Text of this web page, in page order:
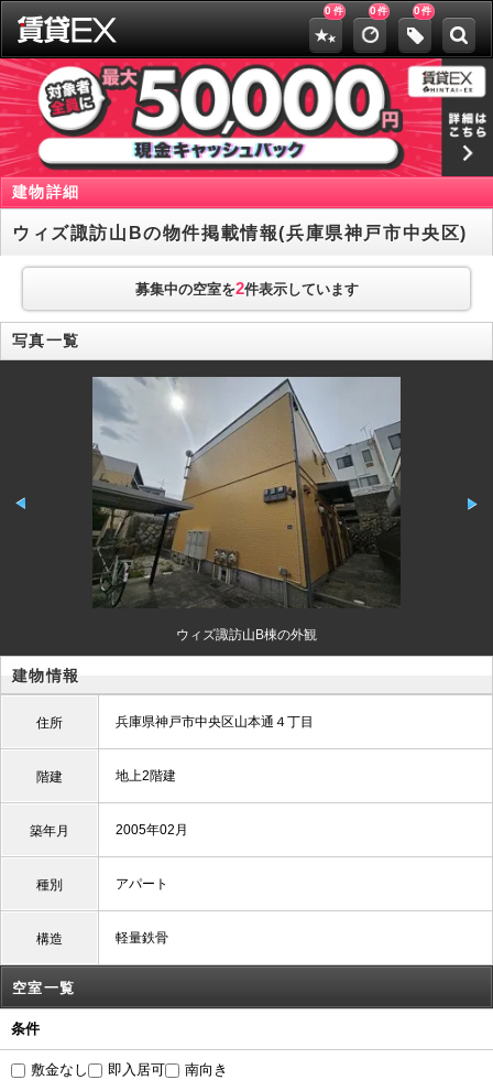
0 件 0件 0件
建物詳細
ウィズ諏訪山Bの物件掲載情報(兵庫県神戸市中央区)
募集中の空室を2件表示しています
写真一覧
ウィズ諏訪山B棟の外観
建物情報
住所 兵庫県神戸市中央区山本通４丁目
階建 地上2階建
築年月 2005年02月
種別 アパート
構造 軽量鉄骨
空室一覧
条件
敷金なし 即入居可 南向き